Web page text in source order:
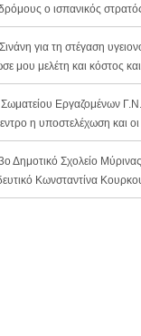
ο ισπανικός
για τη στέγαση
μου μελέτη και κόστος
Εργαζομένων
η υποστελέχωση και οι
Δημοτικό Σχολείο
Κωνσταντίνα